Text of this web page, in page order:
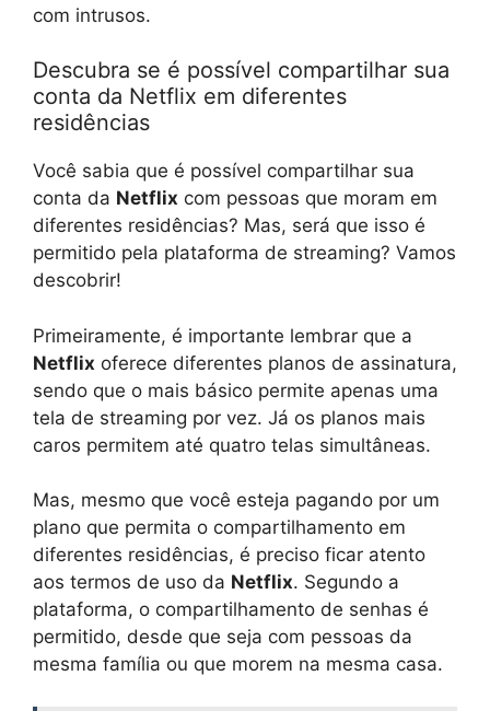
com intrusos.
Descubra se é possível compartilhar sua
conta da Netflix em diferentes
residências
Você sabia que é possível compartilhar sua
conta da Netflix com pessoas que moram em
diferentes residências? Mas, será que isso é
permitido pela plataforma de streaming? Vamos
descobrir!
Primeiramente, é importante lembrar que a
Netflix oferece diferentes planos de assinatura,
sendo que o mais básico permite apenas uma
tela de streaming por vez. Já os planos mais
caros permitem até quatro telas simultâneas.
Mas, mesmo que você esteja pagando por um
plano que permita o compartilhamento em
diferentes residências, é preciso ficar atento
aos termos de uso da Netflix. Segundo a
plataforma, o compartilhamento de senhas é
permitido, desde que seja com pessoas da
mesma família ou que morem na mesma casa.